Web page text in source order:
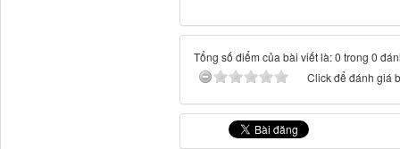
Tổng số điểm của bài viết là: 0 trong 0
Click để đánh giá